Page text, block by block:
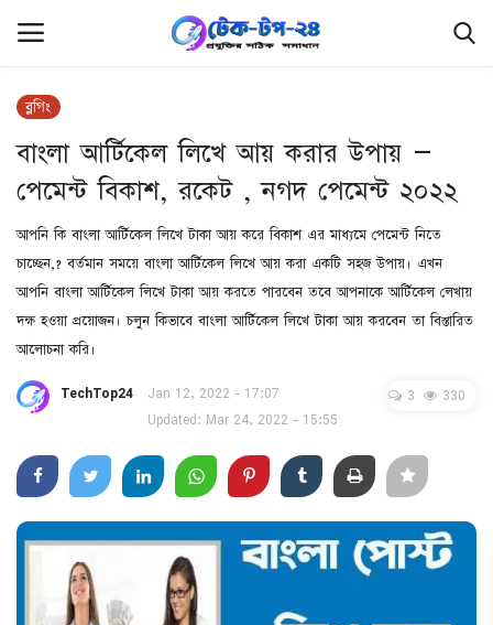
হোম
ফ্রিল্যান্সিং
ফ্রি ফাইল
প্রযুক্তি
রিভিউ
লিখুন এবং উপার্জন করুন
গ্যাজেট
রেজিস্ট্রেশন ও লেখার পদ্ধতি
ব্লগিং
বাংলা আর্টিকেল লিখে আয় করার উপায় –
পেমেন্ট বিকাশ, রকেট , নগদ পেমেন্ট ২০২২
আপনি কি বাংলা আর্টিকেল লিখে টাকা আয় করে বিকাশ এর মাধ্যমে পেমেন্ট নিতে
চাচ্ছেন,? বর্তমান সময়ে বাংলা আর্টিকেল লিখে আয় করা একটি সহজ উপায়। এখন
আপনি বাংলা আর্টিকেল লিখে টাকা আয় করতে পারবেন তবে আপনাকে আর্টিকেল লেখায়
দক্ষ হওয়া প্রয়োজন। চলুন কিভাবে বাংলা আর্টিকেল লিখে টাকা আয় করবেন তা বিস্তারিত
আলোচনা করি।
TechTop24
Jan 12, 2022 - 17:07
Updated: Mar 24, 2022 - 15:55
3 330